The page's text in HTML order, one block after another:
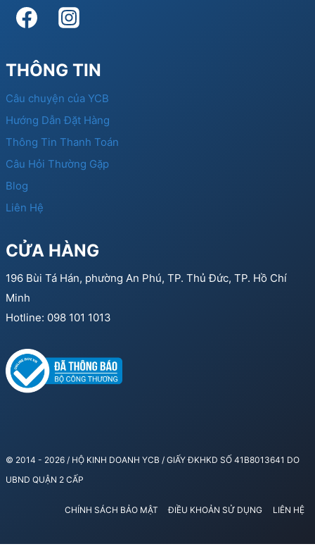
THÔNG TIN
Câu chuyện của YCB
Hướng Dẫn Đặt Hàng
Thông Tin Thanh Toán
Câu Hỏi Thường Gặp
Blog
Liên Hệ
CỬA HÀNG
196 Bùi Tá Hán, phường An Phú, TP. Thủ Đức, TP. Hồ Chí
Minh
Hotline: 098 101 1013
© 2014 - 2026 / HỘ KINH DOANH YCB / GIẤY ĐKHKD SỐ 41B8013641 DO
UBND QUẬN 2 CẤP
CHÍNH SÁCH BẢO MẬT ĐIỀU KHOẢN SỬ DỤNG LIÊN HỆ